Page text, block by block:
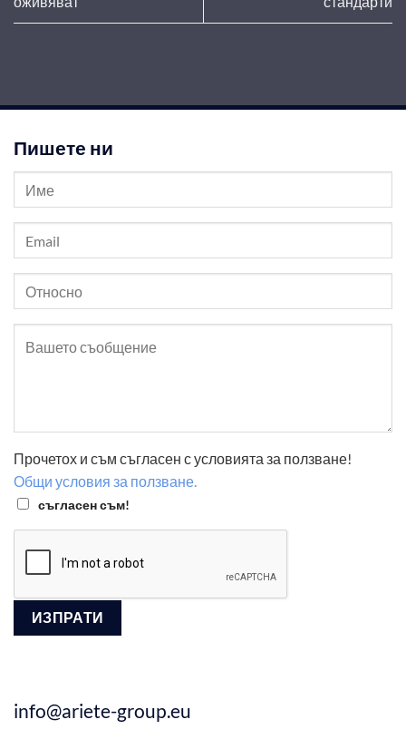
Пишете ни
Прочетох и съм съгласен с условията за ползване!
Общи условия за ползване.
съгласен съм!
info@ariete-group.eu